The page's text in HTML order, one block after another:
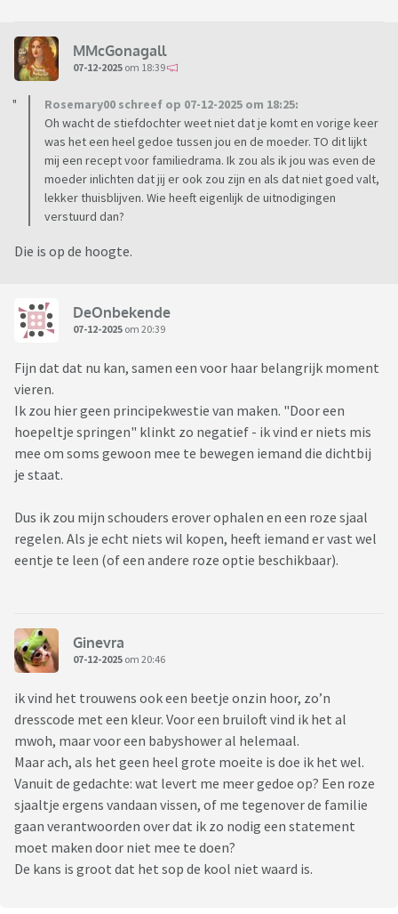
MMcGonagall
07-12-2025 om 18:39
Rosemary00 schreef op 07-12-2025 om 18:25:
Oh wacht de stiefdochter weet niet dat je komt en vorige keer
was het een heel gedoe tussen jou en de moeder. TO dit lijkt
mij een recept voor familiedrama. Ik zou als ik jou was even de
moeder inlichten dat jij er ook zou zijn en als dat niet goed valt,
lekker thuisblijven. Wie heeft eigenlijk de uitnodigingen
verstuurd dan?
Die is op de hoogte.
DeOnbekende
07-12-2025 om 20:39
Fijn dat dat nu kan, samen een voor haar belangrijk moment
vieren.
Ik zou hier geen principekwestie van maken. "Door een
hoepeltje springen" klinkt zo negatief - ik vind er niets mis
mee om soms gewoon mee te bewegen iemand die dichtbij
je staat.
Dus ik zou mijn schouders erover ophalen en een roze sjaal
regelen. Als je echt niets wil kopen, heeft iemand er vast wel
eentje te leen (of een andere roze optie beschikbaar).
Ginevra
07-12-2025 om 20:46
ik vind het trouwens ook een beetje onzin hoor, zo’n
dresscode met een kleur. Voor een bruiloft vind ik het al
mwoh, maar voor een babyshower al helemaal.
Maar ach, als het geen heel grote moeite is doe ik het wel.
Vanuit de gedachte: wat levert me meer gedoe op? Een roze
sjaaltje ergens vandaan vissen, of me tegenover de familie
gaan verantwoorden over dat ik zo nodig een statement
moet maken door niet mee te doen?
De kans is groot dat het sop de kool niet waard is.